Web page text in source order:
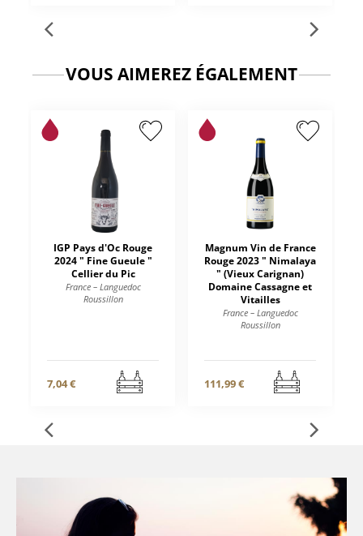
VOUS AIMEREZ ÉGALEMENT
IGP Pays d'Oc Rouge
2024 " Fine Gueule "
Cellier du Pic
France – Languedoc
Roussillon
7,04 €
Magnum Vin de France
Rouge 2023 " Nimalaya
" (Vieux Carignan)
Domaine Cassagne et
Vitailles
France – Languedoc
Roussillon
111,99 €